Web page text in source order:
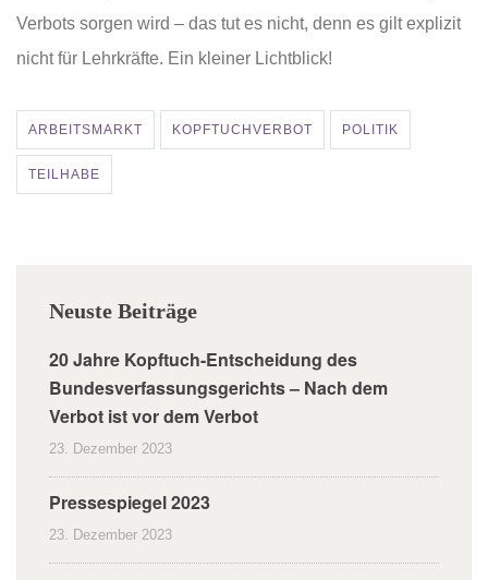
Verbots sorgen wird – das tut es nicht, denn es gilt explizit
nicht für Lehrkräfte. Ein kleiner Lichtblick!
ARBEITSMARKT KOPFTUCHVERBOT POLITIK
TEILHABE
Neuste Beiträge
20 Jahre Kopftuch-Entscheidung des
Bundesverfassungsgerichts – Nach dem
Verbot ist vor dem Verbot
23. Dezember 2023
Pressespiegel 2023
23. Dezember 2023